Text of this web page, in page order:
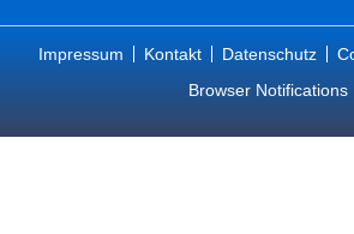
Impressum Kontakt Datenschutz
Browser Notifications